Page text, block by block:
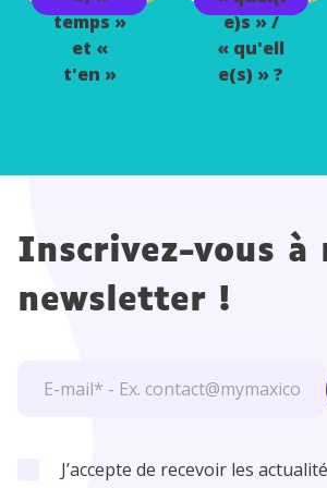
temps »
et «
t'en »
e)s » /
« qu'ell
e(s) » ?
Inscrivez-vous à
newsletter !
J’accepte de recevoir les